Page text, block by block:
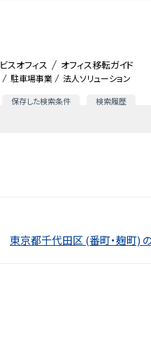
駐車場事業 法人ソリューション
保存した検索条件 検索履歴
スオフィス オフィス移転ガイド
東京都千代田区 (番町・麹町)